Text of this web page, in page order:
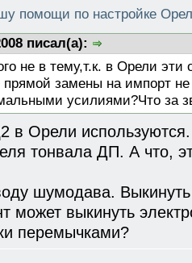
помощи по настройке
писал(а):
не в тему,т.к. в Орели эти
прямой замены на импорт
усилиями?Что за
в Орели
тонвала ДП. А что,
шумодава.
может выкинуть
перемычками?